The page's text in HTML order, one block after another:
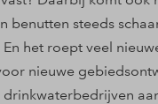
benutten steeds
het roept veel
nieuwe